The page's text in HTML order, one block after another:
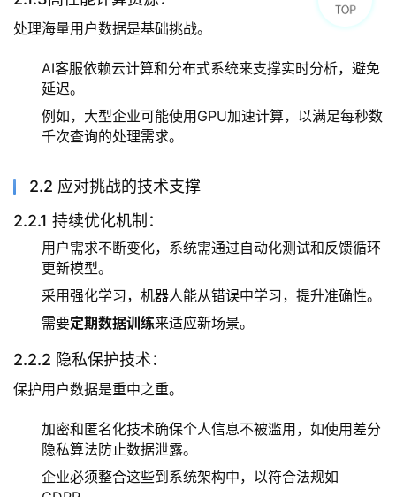
处理海量用户数据是基础挑战。
AI客服依赖云计算和分布式系统来支撑实时分析，避免
延迟。
例如，大型企业可能使用GPU加速计算，以满足每秒数
千次查询的处理需求。
2.2 应对挑战的技术支撑
2.2.1 持续优化机制：
用户需求不断变化，系统需通过自动化测试和反馈循环
更新模型。
采用强化学习，机器人能从错误中学习，提升准确性。
需要定期数据训练来适应新场景。
2.2.2 隐私保护技术：
保护用户数据是重中之重。
加密和匿名化技术确保个人信息不被滥用，如使用差分
隐私算法防止数据泄露。
企业必须整合这些到系统架构中，以符合法规如